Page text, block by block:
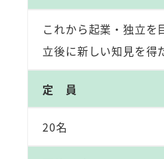
これから起業・独立を
立後に新しい知見を得
定 員
20名